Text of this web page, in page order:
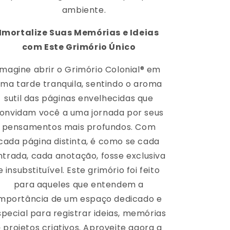
ambiente.
Imortalize Suas Memórias e Ideias
com Este Grimório Único
abrir o Grimório Colonial® em
tarde tranquila, sentindo o aroma
sutil das páginas envelhecidas que
você a uma jornada por seus
pensamentos mais profundos. Com
página distinta, é como se cada
cada anotação, fosse exclusiva
insubstituível. Este grimório foi feito
para aqueles que entendem a
de um espaço dedicado e
para registrar ideias, memórias
projetos criativos. Aproveite agora a